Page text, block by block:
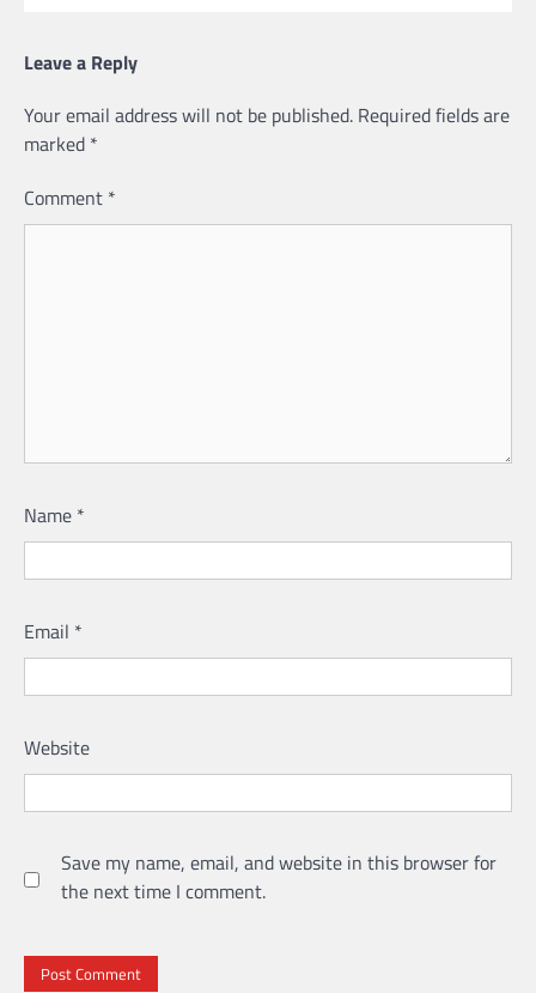
Leave a Reply
Your email address will not be published. Required fields are
marked *
Comment *
Name *
Email *
Website
Save my name, email, and website in this browser for
the next time I comment.